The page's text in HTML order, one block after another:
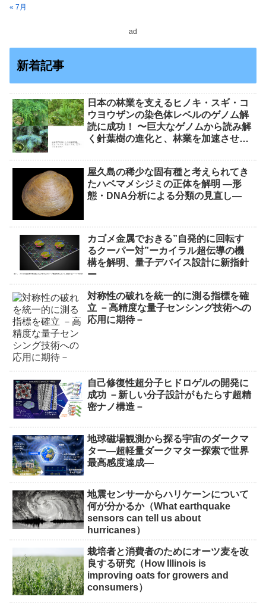
« 7月
ad
新着記事
日本の林業を支えるヒノキ・スギ・コ
ウヨウザンの染色体レベルのゲノム解
読に成功！ 〜巨大なゲノムから読み解
く針葉樹の進化と、林業を加速させる
屋久島の稀少な固有種と考えられてき
たハベマメシジミの正体を解明 ―形
態・DNA分析による分類の見直し―
カゴメ金属でおきる”自発的に回転す
るクーパー対”ーカイラル超伝導の機
構を解明、量子デバイス設計に新指針
ー
対称性の破れを統一的に測る指標を確
立 －高精度な量子センシング技術への
応用に期待－
自己修復性超分子ヒドロゲルの開発に
成功 －新しい分子設計がもたらす超精
密ナノ構造－
地球磁場観測から探る宇宙のダークマ
ター―超軽量ダークマター探索で世界
最高感度達成―
地震センサーからハリケーンについて
何が分かるか（What earthquake
sensors can tell us about
hurricanes）
栽培者と消費者のためにオーツ麦を改
良する研究（How Illinois is
improving oats for growers and
consumers）